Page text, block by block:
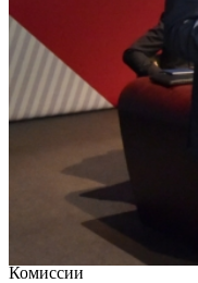
Журнал аккредитован
Комиссии